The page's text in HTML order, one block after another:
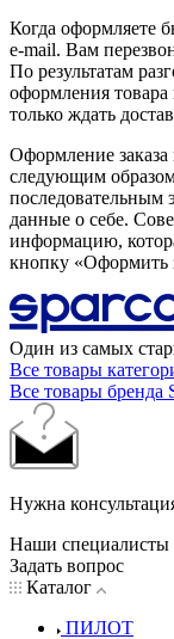
Когда оформляете
e-mail. Вам
По результатам
оформления
только ждать
Оформление
следующим
последовательным
данные о себе.
информацию,
кнопку «Оформить
Один из самых
Все товары
Все товары бренда
Нужна
Наши специалисты
Задать вопрос
Каталог
ПИЛОТ